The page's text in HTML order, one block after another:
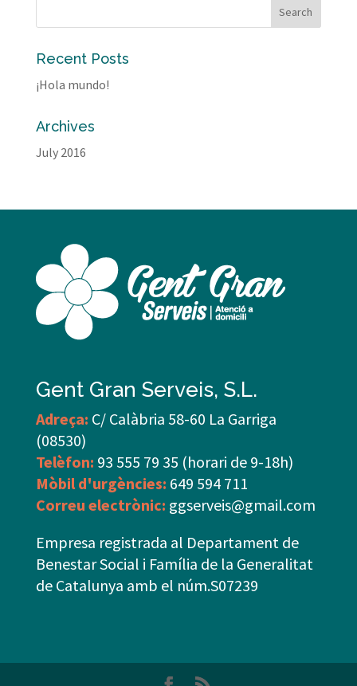
Recent Posts
¡Hola mundo!
Archives
July 2016
Gent Gran Serveis, S.L.
Adreça: C/ Calàbria 58-60 La Garriga
(08530)
Telèfon: 93 555 79 35 (horari de 9-18h)
Mòbil d'urgències: 649 594 711
Correu electrònic: ggserveis@gmail.com
Empresa registrada al Departament de
Benestar Social i Família de la Generalitat
de Catalunya amb el núm.S07239